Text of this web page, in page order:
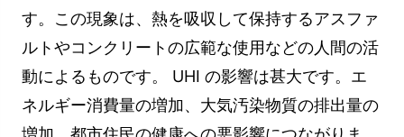
す。この現象は、熱を吸収して保持するアスファ
ルトやコンクリートの広範な使用などの人間の活
動によるものです。 UHI の影響は甚大です。エ
ネルギー消費量の増加、大気汚染物質の排出量の